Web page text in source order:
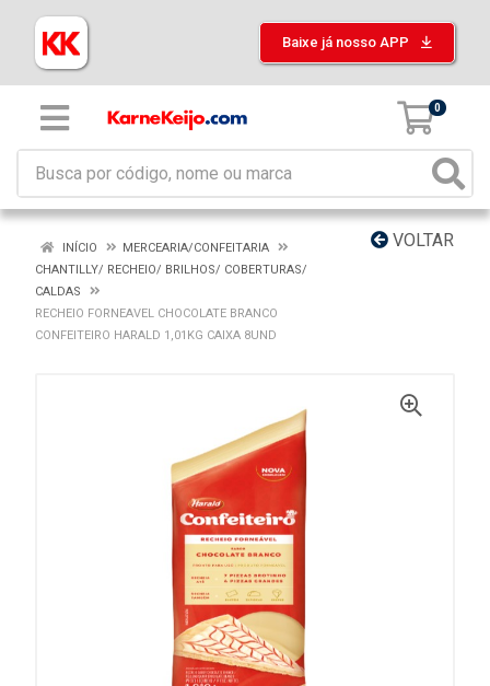
Baixe já nosso APP
0
VOLTAR
INÍCIO
MERCEARIA/CONFEITARIA
CHANTILLY/ RECHEIO/ BRILHOS/ COBERTURAS/
CALDAS
RECHEIO FORNEAVEL CHOCOLATE BRANCO
CONFEITEIRO HARALD 1,01KG CAIXA 8UND